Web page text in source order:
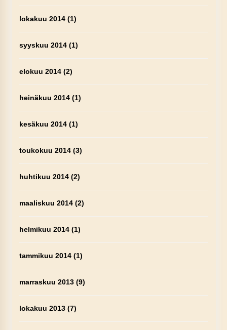
lokakuu 2014(1)
syyskuu 2014(1)
elokuu 2014(2)
heinäkuu 2014(1)
kesäkuu 2014(1)
toukokuu 2014(3)
huhtikuu 2014(2)
maaliskuu 2014(2)
helmikuu 2014(1)
tammikuu 2014(1)
marraskuu 2013(9)
lokakuu 2013(7)